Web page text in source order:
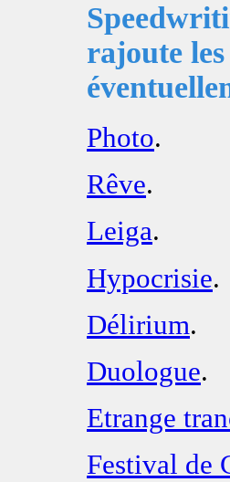
rajoute
Photo.
Rêve.
Leiga.
Hypocrisie.
Délirium.
Duologue.
Etrange
Festival de